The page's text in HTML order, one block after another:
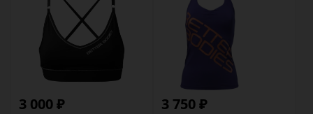
3 000 ₽ 3 750 ₽